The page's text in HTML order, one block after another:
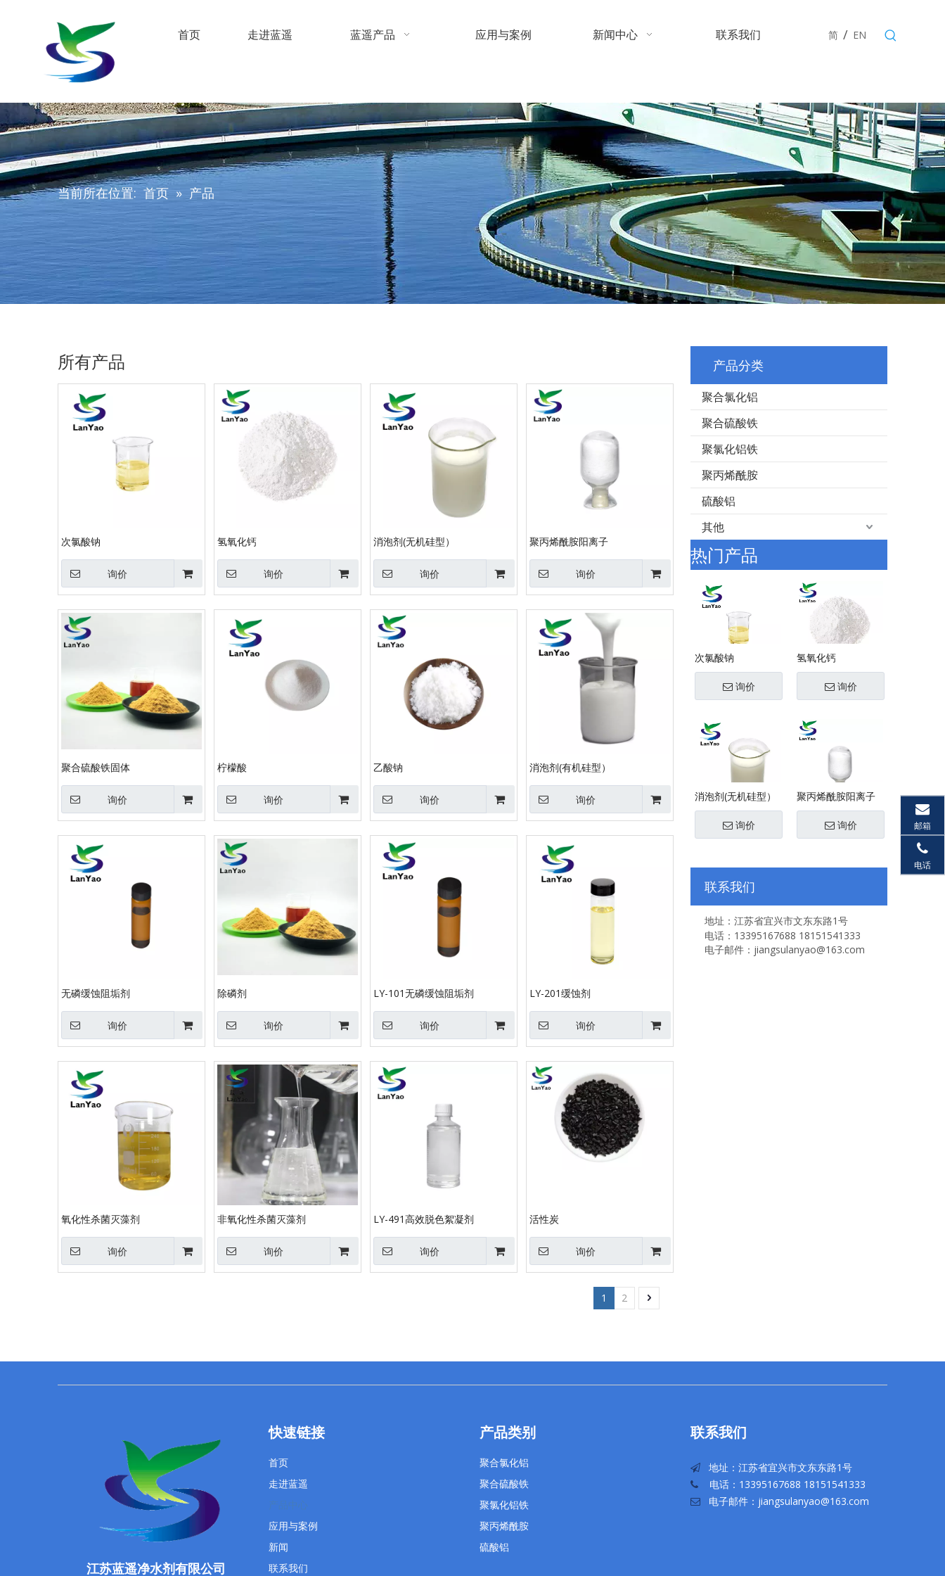
首页 走进蓝遥 蓝遥产品 应用与案例 新闻中心 联系我们 简 / EN
当前所在位置: 首页 » 产品
所有产品
次氯酸钠
询价
氢氧化钙
询价
消泡剂(无机硅型）
询价
聚丙烯酰胺阳离子
询价
聚合硫酸铁固体
询价
柠檬酸
询价
乙酸钠
询价
消泡剂(有机硅型）
询价
无磷缓蚀阻垢剂
询价
除磷剂
询价
LY-101无磷缓蚀阻垢剂
询价
LY-201缓蚀剂
询价
氧化性杀菌灭藻剂
询价
非氧化性杀菌灭藻剂
询价
LY-491高效脱色絮凝剂
询价
活性炭
询价
1 2
产品分类
聚合氯化铝
聚合硫酸铁
聚氯化铝铁
聚丙烯酰胺
硫酸铝
其他
热门产品
次氯酸钠
询价
氢氧化钙
询价
消泡剂(无机硅型）
询价
聚丙烯酰胺阳离子
询价
联系我们
地址：江苏省宜兴市文东东路1号
电话：13395167688 18151541333
电子邮件：jiangsulanyao@163.com
江苏蓝遥净水剂有限公司
快速链接
首页
走进蓝遥
产品中心
应用与案例
新闻
联系我们
产品类别
聚合氯化铝
聚合硫酸铁
聚氯化铝铁
聚丙烯酰胺
硫酸铝
联系我们
 地址：江苏省宜兴市文东东路1号
 电话：13395167688 18151541333
 电子邮件： jiangsulanyao@163.com
邮箱
电话